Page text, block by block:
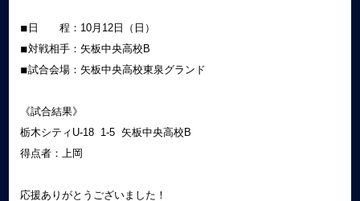
◾︎日 程：10月12日（日）
◾︎対戦相手：矢板中央高校B
◾︎試合会場：矢板中央高校東泉グランド
《試合結果》
栃木シティU-18 1-5 矢板中央高校B
得点者：上岡
応援ありがとうございました！